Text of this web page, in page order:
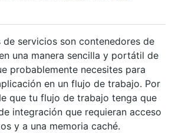
de servicios son contenedores de
una manera sencilla y portátil de
probablemente necesites para
en un flujo de trabajo. Por
que tu flujo de trabajo tenga que
integración que requieran acceso
y a una memoria caché.